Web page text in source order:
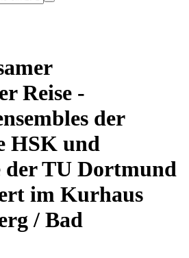
Reise -
der
HSK und
der TU Dortmund
im Kurhaus
/ Bad